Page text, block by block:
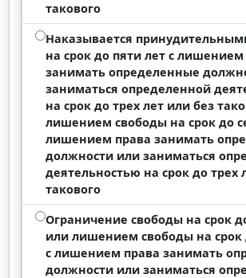
такового
Наказывается
на срок до пяти лет с лишением
занимать определенные
заниматься определенной
на срок до трех лет или без
лишением свободы на срок до
лишением права занимать
должности или заниматься
деятельностью на срок до трех
такового
Ограничение свободы на срок
или лишением свободы на срок
с лишением права занимать
должности или заниматься